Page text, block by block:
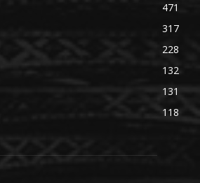
471
317
228
132
131
118